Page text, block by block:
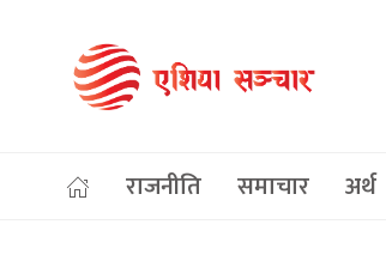
राजनीति समाचार अर्थ